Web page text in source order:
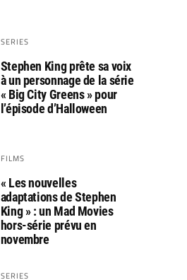
SERIES
Stephen King prête sa voix
à un personnage de la série
« Big City Greens » pour
l’épisode d’Halloween
FILMS
« Les nouvelles
adaptations de Stephen
King » : un Mad Movies
hors-série prévu en
novembre
SERIES